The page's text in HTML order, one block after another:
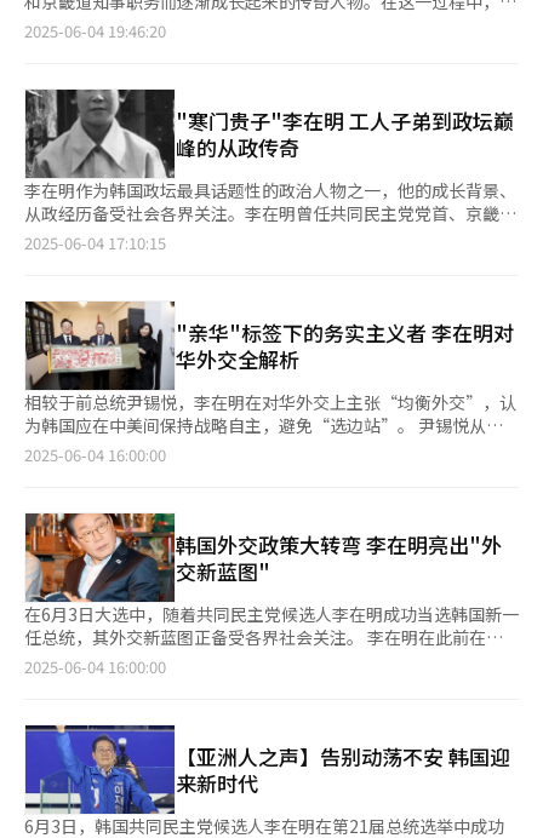
色象征共同民主党，红色象征国民力量党，此举被广泛解读为向社
会释放跨越党派的团结信号。 李在明在竞选过程中吸纳了多名保
员。 专家指出，为了在新政府成立后也继续推动团结路线必须
将“协治”（合作治理）制度化。不过鉴于过去历届政府尝试
过“朝野协治机制”但多流于形式，因此李在明的意志将成为关
键。 李在明在竞选过程中曾表示，将尽早与朝野代表见面对话，
显示出他以团结与沟通作为施政核心的决心。上任首日便在国会邀
请朝野各党代表与国会议长禹元植共进午餐，他在午餐会上表示，
将该让步时就让步，该妥协时就妥协，寻找尽可能让所有人满意的
通。
急经济安全战略工作小组（TF），以国家财政为引水工程，推动
经济重回良性循环轨道。他表示：“即将启动的民主党政权李在明
府。” 在政治层面，李在明承诺，将以国民大团结为契机，终结
长期困扰社会的分裂政治，推动国家走向稳定与可持续发展。他强
调，有必要彻底查明因内乱而引发的民生、经济、安全、民主主义
崩溃的真相，依法追责并建立再发防止机制。 他还表示，韩国社
会应当摆脱意识形态的桎梏，并将新政府定位为“实用市场主义政
府”，提出将从“管控型政府”向“支持与鼓励型政府”转型，构
建以“负面清单制”为核心的监管体系，进一步激发企业的创新活
力与主动性。 在经济秩序方面，他明确表示：“绝不容许威胁国
策上，李在明强调，将以国家利益为出发点，推行实用主义外交方
针，主动应对全球经济与安全格局的转变。他表示，将在坚实的韩
美同盟基础上，进一步强化韩美日三边合作，并本着实用主义原则
处理与周边国家的关系。 他指出，国家必须重拾增长与发展的动
力。他承诺，将对人工智能（AI）、半导体等战略性高科技产业进
行大规模投资与支持，并以应对气候危机为目标，加快向可再生能
源为中心的绿色社会转型。他提出，将构建机会与成果共享的公平
力。将通过积极的文化艺术扶持政策，确立全球内容新标准，力争
跻身全球五大文化强国和软实力强国之列。 在社会安全领域，他
强调以“建设安全、和平的国家”为核心课题，必须彻查世越号、
梨泰院、五松地下车道等重大社会灾难的真相，确保国民生命财产
不再受威胁。 关于对朝政策，李在明表示，将以“朝鲜GDP两倍
规模的国防预算”及“世界第五的军事实力”、韩美军事同盟为基
础，构建有效威慑体系，同时保持沟通窗口的敞开，通过对话与合
申，将建设真正由国民主导的国家，坚定不移地推进“光之广
场”上燃起的社会改革议程。在演说最后，李在明引用作家韩江获
诺贝尔文学奖时的感言：“过去拯救了现在，死者拯救了生者。现
在轮到我们成为未来的过去，去拯救明天的后代。”他表示，将回
应国民在深重伤痕中开出希望之花的召唤，全力描绘国家新愿景。
那里相识，交往，而后共同作战的故事。 最近看过并感动到流泪
的韩剧是《苦尽柑来遇见你》，这部由IU和朴宝剑主演的电视剧讲
护、尊重她的诚实寡言少年梁宽植之间充满趣味的日子。 在2022
年参加总统选举时，李在明曾引用电影《欢迎来到东莫村》中的台
词“要让他多吃点”（全罗道方言），强调温饱问题的重要性。
李在明的血型是B型，成为继李明博、朴槿惠、文在寅、尹锡悦之
后连续第5位“B型总统”，前总统卢武铉为O型。 李在明的星座
是摩羯座（12月22日），信奉基督教，座右铭为“尽人事待天
命”。 由于家境贫寒，李在明未能就读初中和高中，曾就读于安
东三溪小学。担任李在明小学一年的班主任在他的生活记录档案中
回答提问，积极参加运动。” 成绩单中除了第一学期体育获
得“优秀”外，其他科目均为“尚可”，成绩在班中属中等水平，
出勤率为77.1%。 李在明童年时曾在生产棒球和滑雪手套的工厂中
干活，左手手腕受伤落下终身残疾，并因此免服兵役。 为了通过
自学考试，李在明白天工作晚上学习，为防困他曾在书桌上撒图
钉，结果有一次脸上扎入了几枚图钉还是睡着了。 1991年夏天，
李在明同金慧京结婚。李在明后来曾回忆道他当时去金慧京家时，
第一次见到有钢琴的家。两人婚后育有两子，分别是今年33岁的李
在“5·18”光州民主化运动中牺牲的光州商业高中（现光州东城
高中）一年级学生文在学（音）。 李在明还是首个在优兔
（Youtube）频道订阅者突破100万的韩国政治人物，截止上月底
他的订阅粉丝量为142万。此前有人曾问他：“如果不从政，最想
做什么工作”，他回答：“想成为旅游博主。”
的妻子金惠京始终与他同行，共同走过他的政治征程。 1966年9月
在1990年8月。当时刚开设律师事务所的李在明通过当时流行
的“007相亲”活动认识金惠京，在第四次约会时便向她求婚。 据
李在明回忆：“我没有送钻戒，而是把自己从13岁起一直写到当时
的日记本送给她，并向她求婚。”两人交往七个月后，次年3月结
婚。李在明曾经在社交网络服务（SNS）上回忆与妻子初次见面的
情景：“在五次相亲中的第三次遇到命中注定的伴侣。那个让我一
见钟情的人，就是金惠京。” 金惠京平凡的人生发生转变是在
2006年前后，当时李在明决定参选京畿道城南市市长。面对丈夫
止丈夫的政治之路。从那以后，她便开始协助李在明的政治活动，
也经常提出政策建议。 李在明此前表示，城南市向市民提供玩具
租借服务的“玩具图书馆”项目，以及为服兵役的青年在服役中发
生意外时提供治疗费用的伤害保险制度，都是妻子的提议。2017
年7月李在明作为“政治新人”参与总统党内初选起，金惠京也通
过综艺节目公开亮相，逐渐积累大众好感。 情况自2018年起发生
变化。在当年地方选举民主党内京畿知事初选期间，有指控称一个
发布针对前总统文在寅以及李在明当时的对手全海澈议员的恶意推
统选举中，金惠京涉嫌滥用法人卡事件也成为争议焦点。 此次大
选期间，还在与法律问题交战的金惠京避免公开露面，转而低调支
持丈夫的选战。她悄然走访全国寺庙、光州“五月母亲之家”、木
浦“世越号”船体，以及小鹿岛等地，继续她“隐秘内助”的角
色。 李在明多次表示，因为自己的政治选择，妻子和孩子一直在
承受不必要的痛苦，他对此深感愧疚。在金惠京涉嫌违反《公职选
举法》一审宣判前，李在明说：“总统败选后经历了长期的‘地毯
式搜查’，最终我的妻子成了牺牲品。真的非常抱歉，甚至悲痛到
员会相关人士表达谢意，并勉励党内领导。在结束当天的首个正式
日程后，李在明或立即着手进行内阁人事安排。
2025-06-04 19:46:20
"寒门贵子"李在明 工人子弟到政坛巅
峰的从政传奇
李在明作为韩国政坛最具话题性的政治人物之一，他的成长背景、
从政经历备受社会各界关注。李在明曾任共同民主党党首、京畿道
知事及城南市市长，于1964年12月22日出生于韩国庆尚北道安东
吸引了大批农村务工人员进城打工。全家蜗居于板桥洞简陋的棚户
区内，生活条件极为拮据。其父从事熔炉工作，每日与高温铁坯为
伴；母亲则靠打零工补贴家用。为分担家庭重担，年幼的李在明在
小学时期便开始参与体力劳动。 初中毕业后，迫于生计压力，李
在明不得不中断学业，进入一家压铸工厂工作。在充斥着有毒气体
和安全隐患的工作环境中，他不仅因长期吸入橡胶加热产生的毒气
导致肺部及皮肤严重损伤，更在一次机械事故中造成左手永久性伤
残。即便在如此艰难的条件下，他仍坚持自学完成高中学历认证，
弟教育逆袭的奇迹。 求学期间，李在明持续勤工俭学，从事家
教、洗碗工、司法文书等多种工作。与多数家境优渥的同窗不同，
他仍需定期寄钱补贴家用，肩负着远超同龄人的生活重担。 大学
时期，李在明深受“社会正义”与“人权法”相关课程影响，立志
成为一名公益律师。1986年，他通过司法考试后，于1989年完成
司法研修院课程，毅然放弃高薪律所机会，选择回到城南市开设小
型律师事务所，专注代理劳工权益及弱势群体维权案件。 执业期
间，李在明积极投身市民团体活动，在劳动权益保障、反歧视、反
权案件，逐渐成为当地知名人权律师。这段经历为他日后从政奠定
了坚实基础和社会声誉。 2006年，李在明首度参选国会议员，但
因政治经验不足而落选。2010年重整旗鼓，成功当选城南市市
长，开启政治生涯新篇章。任内推行包括“透明预算制度”、“青
年分红金计划”、“弱势群体支援政策”等一系列创新举措，虽引
2025-06-04 17:10:15
"亲华"标签下的务实主义者 李在明对
华外交全解析
相较于前总统尹锡悦，李在明在对华外交上主张“均衡外交”，认
为韩国应在中美间保持战略自主，避免“选边站”。 尹锡悦从就
任起强调普世价值，在制定外交战略上以“价值观”为衡量标准，
直与西方保持同步基调。 与保守派传统的亲美路线相比，李在明
所代表的进步势力更注重经济利益等现实，在担任城南市市长和京
畿道知事期间，李在明曾多次访问中国，推动两国地方政府及产业
经济合作。 2017年，李在明对北京进行了为期五天的访问，其间
受北京大学韩半岛研究中心邀请，面向北大师生发表演讲，阐述了
在第四次工业革命时代到来的背景下，城南市在社会福利和经济领
域推行的一系列政策。 访问北京期间，李在明还到访中国社会科
学院亚太战略研究所，与中方学者就韩半岛及国际局势、政治经济
敏感时期，李在明的访问被认为向中方释放友好信号，缓解紧张气
氛。 2018年9月，李在明出席在天津开幕的夏季达沃斯论坛，在演
讲中介绍了京畿道在推动基本收入制度中取得的成果和遇到的困
难。当时在接受中国媒体采访时，李在明对中国坚持的发展方向给
予高度评价，认为中国经济发展方向的转变非常迅速，并表示朝鲜
2025-06-04 16:00:00
韩国外交政策大转弯 李在明亮出"外
交新蓝图"
在6月3日大选中，随着共同民主党候选人李在明成功当选韩国新一
任总统，其外交新蓝图正备受各界社会关注。 李在明在此前在社
交媒体上公布其外交安保政策承诺。在竞选纲领中他强调“实用外
在明外交安全团队的关注度也在不断上升。据悉，李在明外交安保
顾问兼共同民主党国际议员魏圣洛作为该团队的核心成员，目前掌
握关键决策权，且为李在明提供外交发面的建议。 ◆李在明核心
外交顾问魏圣洛阐述韩国外交方向 近日，李在明外交安保顾问兼
共同民主党国际议员魏圣洛在韩国新闻中心外国记者俱乐部举行记
2025-06-04 16:00:00
【亚洲人之声】告别动荡不安 韩国迎
来新时代
6月3日，韩国共同民主党候选人李在明在第21届总统选举中成功